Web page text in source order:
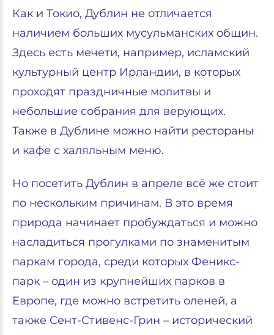
Как и Токио, Дублин не отличается
наличием больших мусульманских общин.
Здесь есть мечети, например, исламский
культурный центр Ирландии, в которых
проходят праздничные молитвы и
небольшие собрания для верующих.
Также в Дублине можно найти рестораны
и кафе с халяльным меню.
Но посетить Дублин в апреле всё же стоит
по нескольким причинам. В это время
природа начинает пробуждаться и можно
насладиться прогулками по знаменитым
паркам города, среди которых Феникс-
парк – один из крупнейших парков в
Европе, где можно встретить оленей, а
также Сент-Стивенс-Грин – исторический